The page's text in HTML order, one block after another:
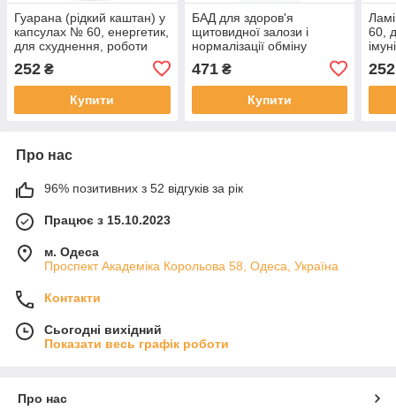
Гуарана (рідкий каштан) у
капсулах № 60, енергетик,
для схуднення, роботи
252 ₴
Купити
БАД для здоров'я
щитовидної залози і
нормалізації обміну
форте 60 таблеток Нове
життя
471₴
Купити
60,
і
252
Про нас
96% позитивних з 52 відгуків за рік
Працює з 15.10.2023
м. Одеса
Проспект Академіка Корольова 58, Одеса, Україна
Контакти
Сьогодні вихідний
Показати весь графік роботи
Про нас